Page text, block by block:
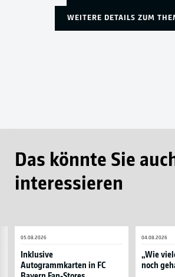
WEITERE DETAILS ZUM
Das könnte Sie
interessieren
Inklusive
Autogrammkarten in FC
05.08.2026
FC
„Wie
noch
04.08.2026
Reden
müssen